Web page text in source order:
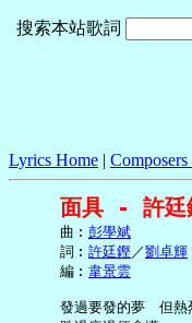
搜索本站歌詞
Lyrics Home |
面具 - 許廷
     曲︰
彭學斌
     詞︰
許廷鏗／劉卓輝
     編︰
韋景雲
發過要發的夢　但熱